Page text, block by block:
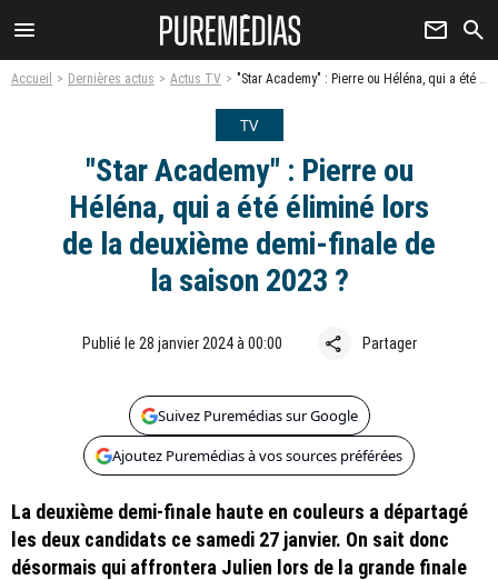
menu newsletter search
Accueil Dernières actus Actus TV "Star Academy" : Pierre ou Héléna, qui a été éliminé lors de la deuxième demi-finale de la saison 2023 ?
TV
"Star Academy" : Pierre ou
Héléna, qui a été éliminé lors
de la deuxième demi-finale de
la saison 2023 ?
Publié le 28 janvier 2024 à 00:00 share Partager
Suivez Puremédias sur Google
Ajoutez Puremédias à vos sources préférées
La deuxième demi-finale haute en couleurs a départagé
les deux candidats ce samedi 27 janvier. On sait donc
désormais qui affrontera Julien lors de la grande finale